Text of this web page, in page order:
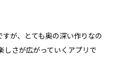
が、とても奥の深い作りなの
しさが広がっていくアプリで